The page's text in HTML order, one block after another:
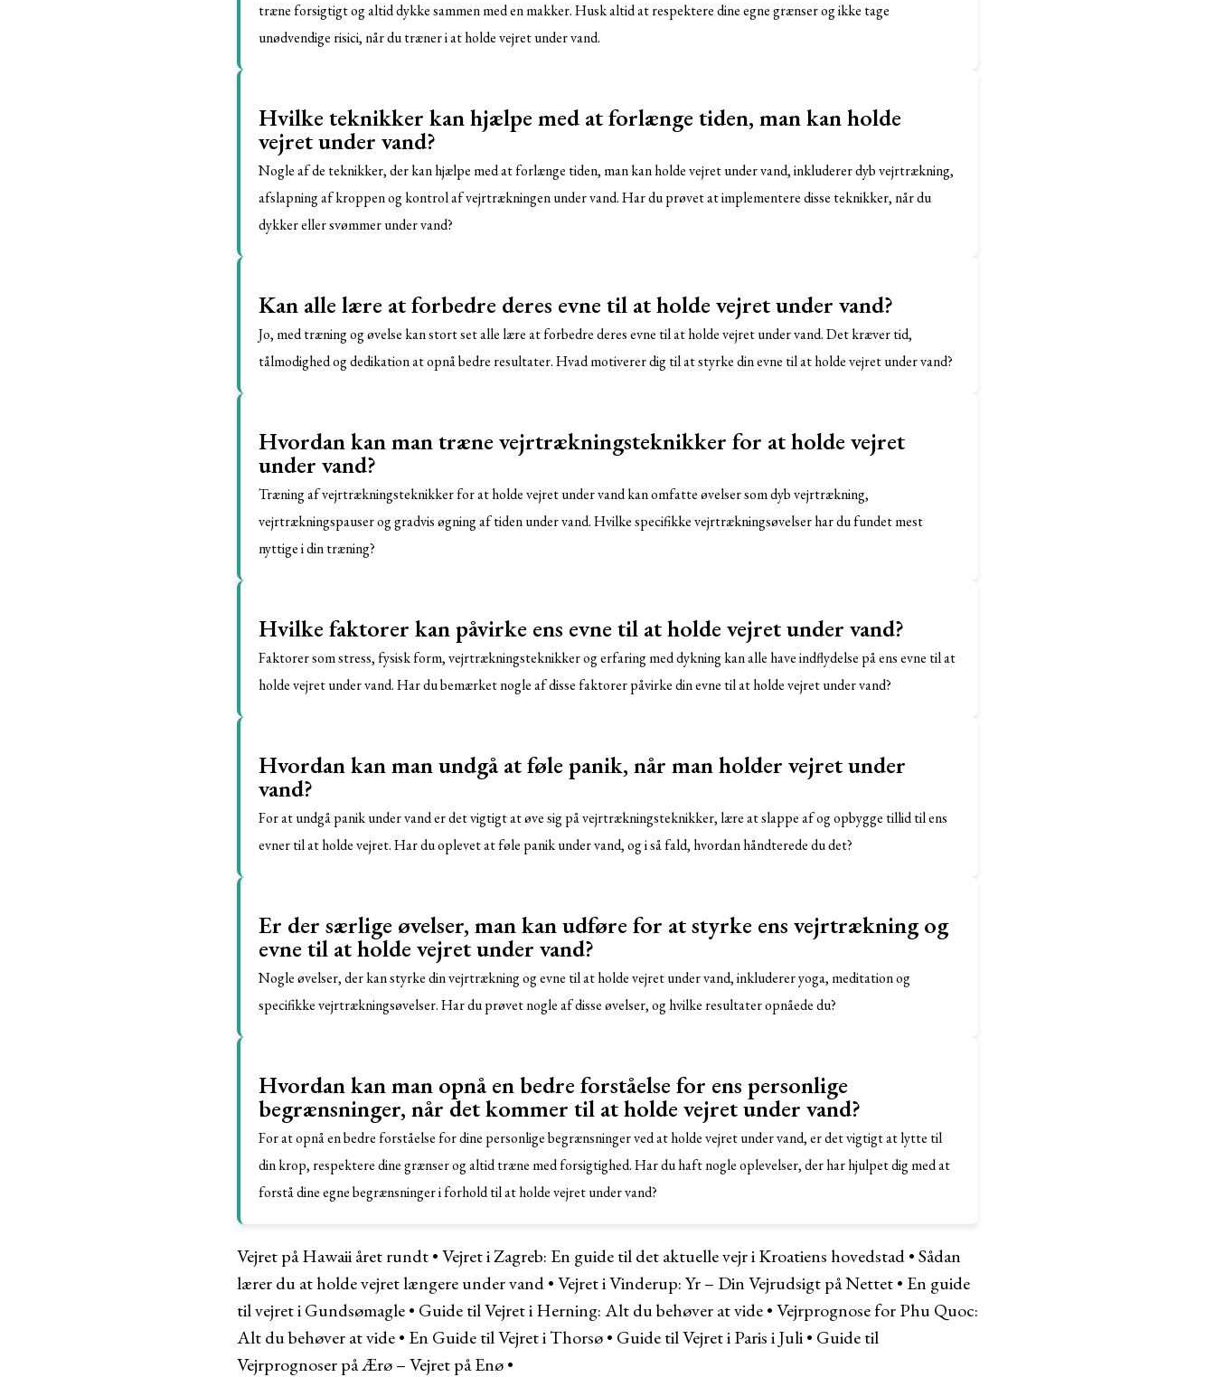
træne forsigtigt og altid dykke sammen med en makker. Husk altid at respektere dine egne grænser og ikke tage
unødvendige risici, når du træner i at holde vejret under vand.
Hvilke teknikker kan hjælpe med at forlænge tiden, man kan holde
vejret under vand?
Nogle af de teknikker, der kan hjælpe med at forlænge tiden, man kan holde vejret under vand, inkluderer dyb vejrtrækning,
afslapning af kroppen og kontrol af vejrtrækningen under vand. Har du prøvet at implementere disse teknikker, når du
dykker eller svømmer under vand?
Kan alle lære at forbedre deres evne til at holde vejret under vand?
Jo, med træning og øvelse kan stort set alle lære at forbedre deres evne til at holde vejret under vand. Det kræver tid,
tålmodighed og dedikation at opnå bedre resultater. Hvad motiverer dig til at styrke din evne til at holde vejret under vand?
Hvordan kan man træne vejrtrækningsteknikker for at holde vejret
under vand?
Træning af vejrtrækningsteknikker for at holde vejret under vand kan omfatte øvelser som dyb vejrtrækning,
vejrtrækningspauser og gradvis øgning af tiden under vand. Hvilke specifikke vejrtrækningsøvelser har du fundet mest
nyttige i din træning?
Hvilke faktorer kan påvirke ens evne til at holde vejret under vand?
Faktorer som stress, fysisk form, vejrtrækningsteknikker og erfaring med dykning kan alle have indflydelse på ens evne til at
holde vejret under vand. Har du bemærket nogle af disse faktorer påvirke din evne til at holde vejret under vand?
Hvordan kan man undgå at føle panik, når man holder vejret under
vand?
For at undgå panik under vand er det vigtigt at øve sig på vejrtrækningsteknikker, lære at slappe af og opbygge tillid til ens
evner til at holde vejret. Har du oplevet at føle panik under vand, og i så fald, hvordan håndterede du det?
Er der særlige øvelser, man kan udføre for at styrke ens vejrtrækning og
evne til at holde vejret under vand?
Nogle øvelser, der kan styrke din vejrtrækning og evne til at holde vejret under vand, inkluderer yoga, meditation og
specifikke vejrtrækningsøvelser. Har du prøvet nogle af disse øvelser, og hvilke resultater opnåede du?
Hvordan kan man opnå en bedre forståelse for ens personlige
begrænsninger, når det kommer til at holde vejret under vand?
For at opnå en bedre forståelse for dine personlige begrænsninger ved at holde vejret under vand, er det vigtigt at lytte til
din krop, respektere dine grænser og altid træne med forsigtighed. Har du haft nogle oplevelser, der har hjulpet dig med at
forstå dine egne begrænsninger i forhold til at holde vejret under vand?
Vejret på Hawaii året rundt•Vejret i Zagreb: En guide til det aktuelle vejr i Kroatiens hovedstad•Sådan
lærer du at holde vejret længere under vand•Vejret i Vinderup: Yr – Din Vejrudsigt på Nettet• En guide
til vejret i Gundsømagle• Guide til Vejret i Herning: Alt du behøver at vide•Vejrprognose for Phu Quoc:
Alt du behøver at vide• En Guide til Vejret i Thorsø• Guide til Vejret i Paris i Juli• Guide til
Vejrprognoser på Ærø – Vejret på Enø•